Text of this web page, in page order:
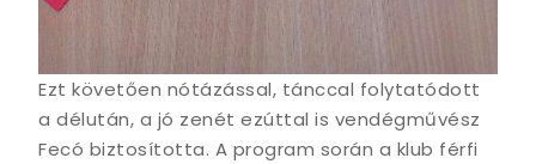
Ezt követően nótázással, tánccal folytatódott
a délután, a jó zenét ezúttal is vendégművész
Fecó biztosította. A program során a klub férfi